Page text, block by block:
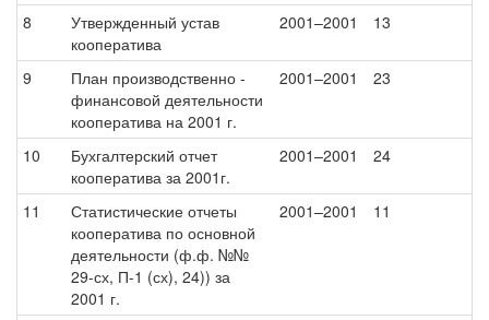
8
Утвержденный устав
кооператива
2001–2001 13
9
План производственно -
финансовой деятельности
кооператива на 2001 г.
2001–2001 23
10
Бухгалтерский отчет
кооператива за 2001г.
2001–2001 24
11
Статистические отчеты
кооператива по основной
деятельности (ф.ф. №№
29-сх, П-1 (сх), 24)) за
2001 г.
2001–2001 11